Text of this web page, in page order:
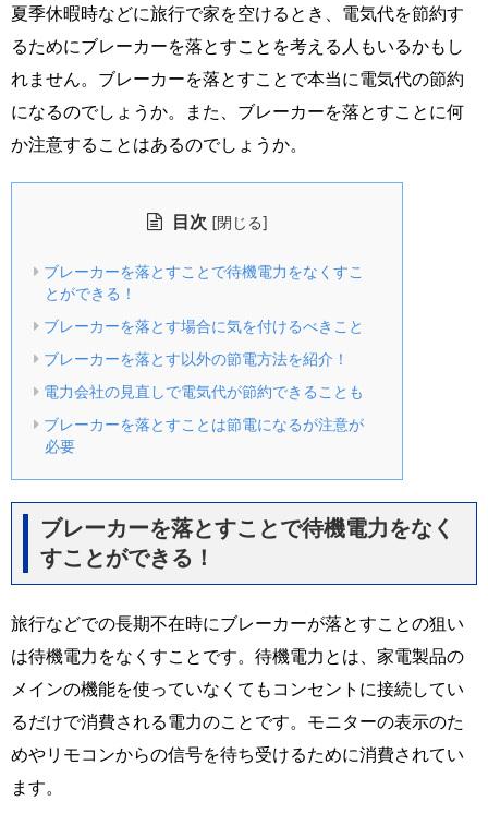
夏季休暇時などに旅行で家を空けるとき、電気代を節約す
るためにブレーカーを落とすことを考える人もいるかもし
れません。ブレーカーを落とすことで本当に電気代の節約
になるのでしょうか。また、ブレーカーを落とすことに何
か注意することはあるのでしょうか。
目次 [閉じる]
ブレーカーを落とすことで待機電力をなくすこ
とができる！
ブレーカーを落とす場合に気を付けるべきこと
ブレーカーを落とす以外の節電方法を紹介！
電力会社の見直しで電気代が節約できることも
ブレーカーを落とすことは節電になるが注意が
必要
ブレーカーを落とすことで待機電力をなく
すことができる！
旅行などでの長期不在時にブレーカーが落とすことの狙い
は待機電力をなくすことです。待機電力とは、家電製品の
メインの機能を使っていなくてもコンセントに接続してい
るだけで消費される電力のことです。モニターの表示のた
めやリモコンからの信号を待ち受けるために消費されてい
ます。